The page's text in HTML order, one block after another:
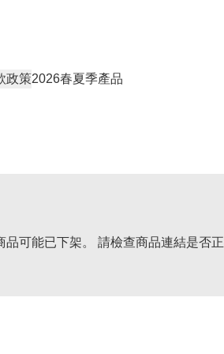
政策2026春夏季產品
可能已下架。 請檢查商品連結是否正